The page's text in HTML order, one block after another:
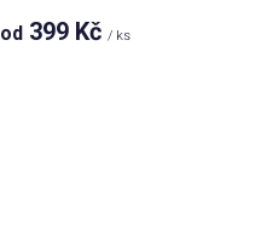
od 399 Kč/ ks